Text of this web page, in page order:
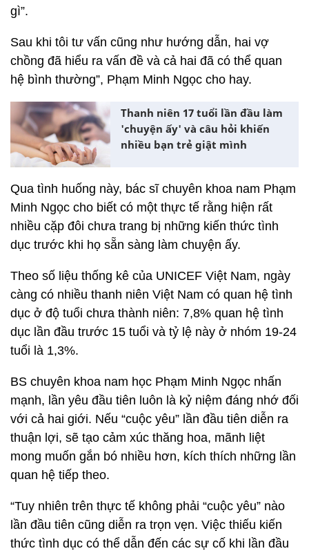
gì”.
Sau khi tôi tư vấn cũng như hướng dẫn, hai vợ
chồng đã hiểu ra vấn đề và cả hai đã có thể quan
hệ bình thường”, Phạm Minh Ngọc cho hay.
Thanh niên 17 tuổi lần đầu làm
'chuyện ấy' và câu hỏi khiến
nhiều bạn trẻ giật mình
Qua tình huống này, bác sĩ chuyên khoa nam Phạm
Minh Ngọc cho biết có một thực tế rằng hiện rất
nhiều cặp đôi chưa trang bị những kiến thức tình
dục trước khi họ sẵn sàng làm chuyện ấy.
Theo số liệu thống kê của UNICEF Việt Nam, ngày
càng có nhiều thanh niên Việt Nam có quan hệ tình
dục ở độ tuổi chưa thành niên: 7,8% quan hệ tình
dục lần đầu trước 15 tuổi và tỷ lệ này ở nhóm 19-24
tuổi là 1,3%.
BS chuyên khoa nam học Phạm Minh Ngọc nhấn
mạnh, lần yêu đầu tiên luôn là kỷ niệm đáng nhớ đối
với cả hai giới. Nếu “cuộc yêu” lần đầu tiên diễn ra
thuận lợi, sẽ tạo cảm xúc thăng hoa, mãnh liệt
mong muốn gắn bó nhiều hơn, kích thích những lần
quan hệ tiếp theo.
“Tuy nhiên trên thực tế không phải “cuộc yêu” nào
lần đầu tiên cũng diễn ra trọn vẹn. Việc thiếu kiến
thức tình dục có thể dẫn đến các sự cố khi lần đầu